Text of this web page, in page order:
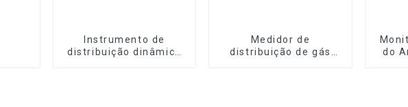
Instrumento de
distribuição dinâmica
Medidor de
distribuição de gás
do